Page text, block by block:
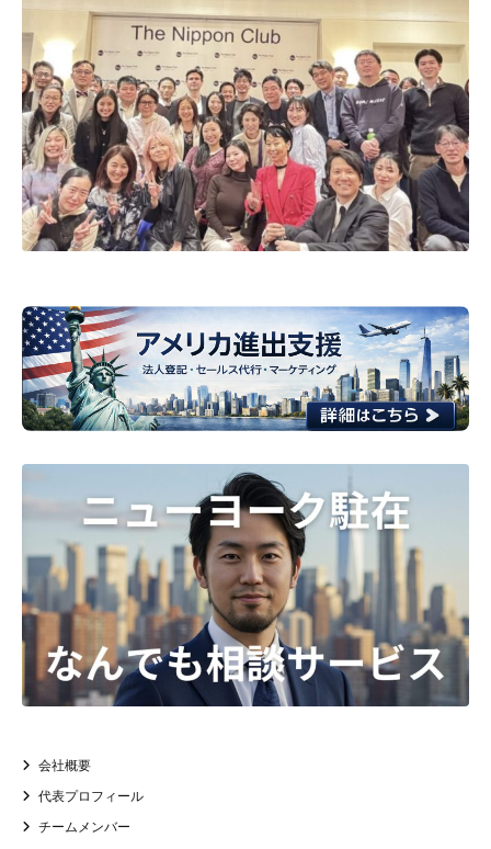
会社概要
代表プロフィール
チームメンバー